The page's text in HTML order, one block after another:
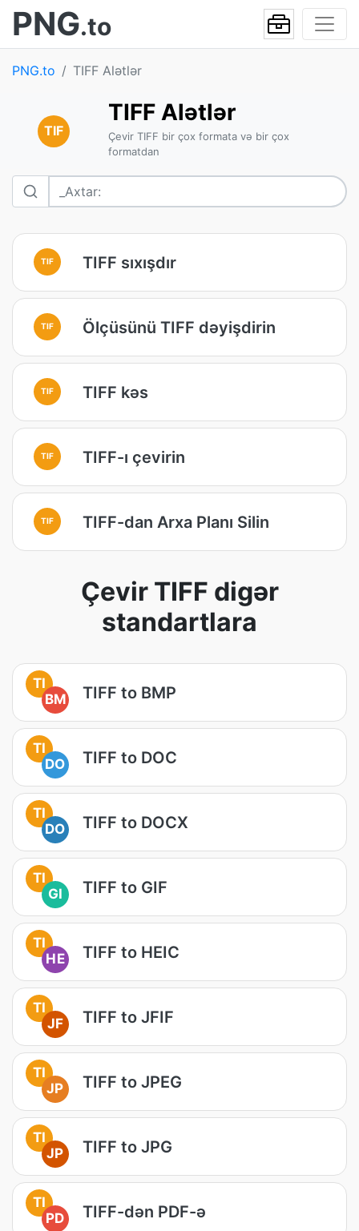
PNG.to
PNG.to TIFF Alətlər
TIF
TIFF Alətlər
Çevir TIFF bir çox formata və bir çox
formatdan
TIF TIFF sıxışdır
TIF Ölçüsünü TIFF dəyişdirin
TIF TIFF kəs
TIF TIFF-ı çevirin
TIF TIFF-dan Arxa Planı Silin
Çevir TIFF digər
standartlara
TI
BM
TIFF to BMP
TI
DO
TIFF to DOC
TI
DO
TIFF to DOCX
TI
GI
TIFF to GIF
TI
HE
TIFF to HEIC
TI
JF
TIFF to JFIF
TI
JP
TIFF to JPEG
TI
JP
TIFF to JPG
TI
PD
TIFF-dən PDF-ə